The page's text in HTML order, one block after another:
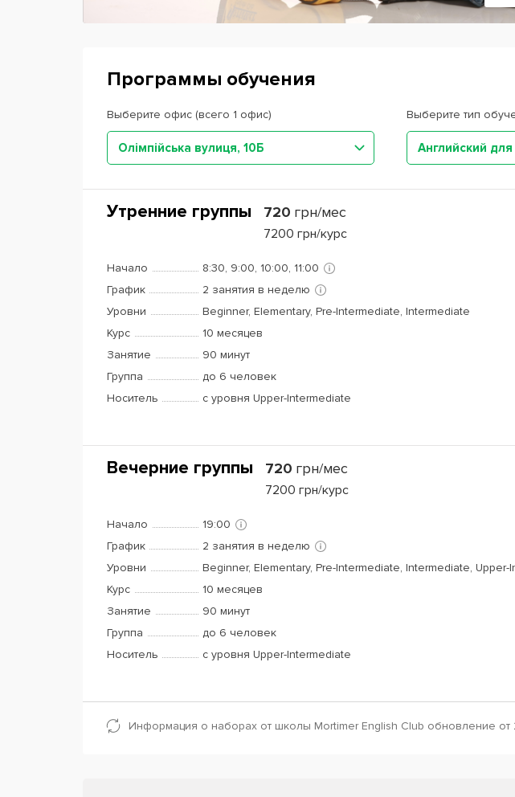
Программы обучения
Выберите офис (всего 1 офис)
Олімпійська вулиця, 10Б
Выберите тип
Английский
Утренние группы 720 грн/мес
7200 грн/курс
Начало
8:30, 9:00, 10:00, 11:00
График
2 занятия в неделю
Уровни
Beginner, Elementary, Pre-Intermediate, Intermediate
Курс
10 месяцев
Занятие
90 минут
Группа
до 6 человек
Носитель
с уровня Upper-Intermediate
Вечерние группы 720 грн/мес
7200 грн/курс
Начало
19:00
График
2 занятия в неделю
Уровни
Beginner, Elementary, Pre-Intermediate, Intermediate, Upper-
Курс
10 месяцев
Занятие
90 минут
Группа
до 6 человек
Носитель
с уровня Upper-Intermediate
Информация о наборах от школы Mortimer English Club обновление от